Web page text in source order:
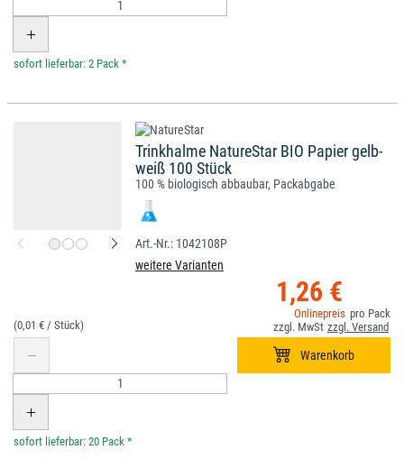
*
Trinkhalme NatureStar BIO Papier gelb-
weiß 100 Stück
100 % biologisch abbaubar, Packabgabe
1042108P
weitere Varianten
1,26 €
(0,01 € / )
*